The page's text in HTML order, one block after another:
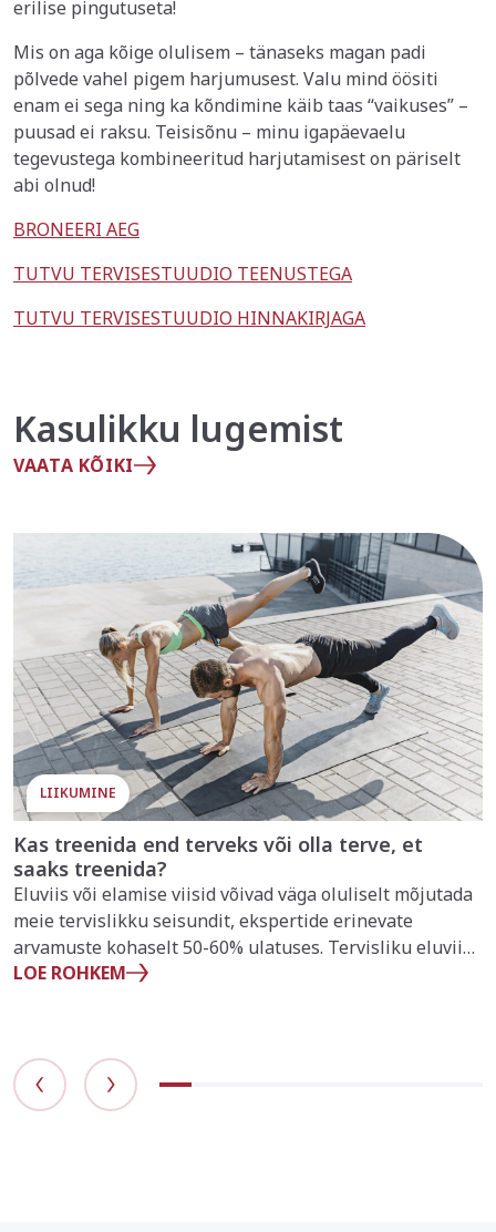
erilise pingutuseta!
Mis on aga kõige olulisem – tänaseks magan padi
põlvede vahel pigem harjumusest. Valu mind öösiti
enam ei sega ning ka kõndimine käib taas “vaikuses” –
puusad ei raksu. Teisisõnu – minu igapäevaelu
tegevustega kombineeritud harjutamisest on päriselt
abi olnud!
BRONEERI AEG
TUTVU TERVISESTUUDIO TEENUSTEGA
TUTVU TERVISESTUUDIO HINNAKIRJAGA
Kasulikku lugemist
VAATA KÕIKI
LIIKUMINE
Kas treenida end terveks või olla terve, et
saaks treenida?
Eluviis või elamise viisid võivad väga oluliselt mõjutada
meie tervislikku seisundit, ekspertide erinevate
arvamuste kohaselt 50-60% ulatuses. Tervisliku eluviisi
komponentide hulka, mis täielikult alluvad indiviidi
toitumine vaimne tervis optimaalne kehaline aktiivsus.
Kehaliselt aktiivset eluviisi on aastaid propageeritud
mitte ainult kui üldise tervise ja funktsionaalse […]
LOE ROHKEM